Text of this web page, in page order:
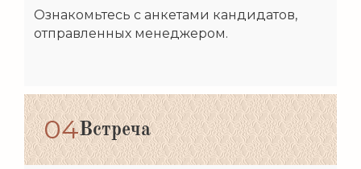
Ознакомьтесь с анкетами кандидатов,
отправленных менеджером.
04Встреча